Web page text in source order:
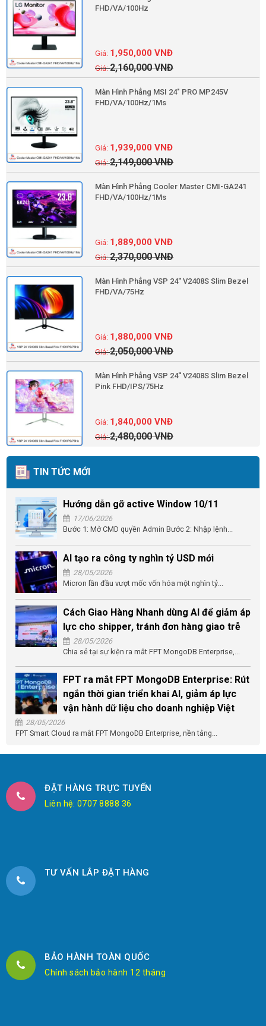
FHD/VA/100Hz
2,160,000VNĐ
1,950,000VNĐ
Màn Hình Phẳng MSI 24" PRO MP245V
FHD/VA/100Hz/1Ms
2,149,000VNĐ
1,939,000VNĐ
Màn Hình Phẳng Cooler Master CMI-GA241
FHD/VA/100Hz/1Ms
2,370,000VNĐ
1,889,000VNĐ
Màn Hình Phẳng VSP 24'' V2408S Slim Bezel
FHD/VA/75Hz
2,050,000VNĐ
1,880,000VNĐ
Màn Hình Phẳng VSP 24'' V2408S Slim Bezel
Pink FHD/IPS/75Hz
2,480,000VNĐ
1,840,000VNĐ
TIN TỨC MỚI
Hướng dẫn gỡ active Window 10/11
17/06/2026
Bước 1: Mở CMD quyền Admin Bước 2: Nhập lệnh...
AI tạo ra công ty nghìn tỷ USD mới
28/05/2026
Micron lần đầu vượt mốc vốn hóa một nghìn tỷ...
Cách Giao Hàng Nhanh dùng AI để giảm áp
lực cho shipper, tránh đơn hàng giao trễ
28/05/2026
Chia sẻ tại sự kiện ra mắt FPT MongoDB Enterprise,...
FPT ra mắt FPT MongoDB Enterprise: Rút
ngắn thời gian triển khai AI, giảm áp lực
vận hành dữ liệu cho doanh nghiệp Việt
28/05/2026
FPT Smart Cloud ra mắt FPT MongoDB Enterprise, nền tảng...
ĐẶT HÀNG TRỰC TUYẾN
Liên hệ: 0707 8888 36
TƯ VẤN LẮP ĐẶT HÀNG
BẢO HÀNH TOÀN QUỐC
Chính sách bảo hành 12 tháng